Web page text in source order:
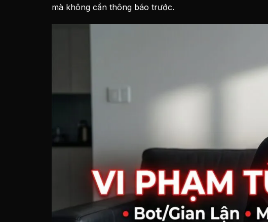
mà không cần thông báo trước.